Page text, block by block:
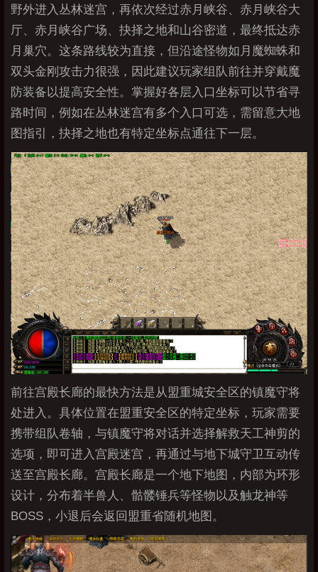
野外进入丛林迷宫，再依次经过赤月峡谷、赤月峡谷大
厅、赤月峡谷广场、抉择之地和山谷密道，最终抵达赤
月巢穴。这条路线较为直接，但沿途怪物如月魔蜘蛛和
双头金刚攻击力很强，因此建议玩家组队前往并穿戴魔
防装备以提高安全性。掌握好各层入口坐标可以节省寻
路时间，例如在丛林迷宫有多个入口可选，需留意大地
图指引，抉择之地也有特定坐标点通往下一层。
前往宫殿长廊的最快方法是从盟重城安全区的镇魔守将
处进入。具体位置在盟重安全区的特定坐标，玩家需要
携带组队卷轴，与镇魔守将对话并选择解救天工神剪的
选项，即可进入宫殿迷宫，再通过与地下城守卫互动传
送至宫殿长廊。宫殿长廊是一个地下地图，内部为环形
设计，分布着半兽人、骷髅锤兵等怪物以及触龙神等
BOSS，小退后会返回盟重省随机地图。